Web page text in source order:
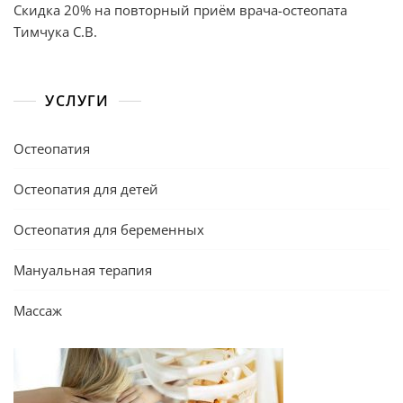
Скидка 20% на повторный приём врача-остеопата
Тимчука С.В.
УСЛУГИ
Остеопатия
Остеопатия для детей
Остеопатия для беременных
Мануальная терапия
Массаж